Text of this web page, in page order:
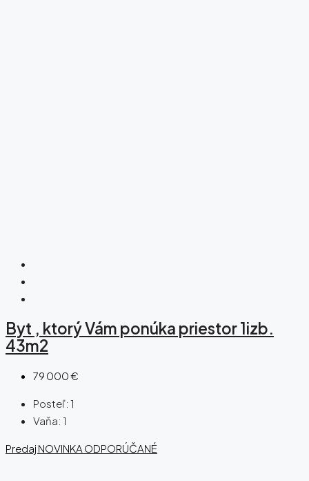
Byt , ktorý Vám ponúka priestor 1izb.
43m2
79 000 €
Posteľ: 1
Vaňa: 1
Predaj NOVINKA ODPORÚČANÉ